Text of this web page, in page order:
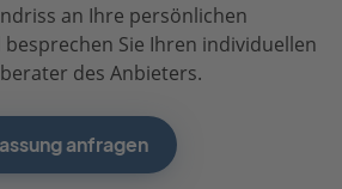
an Ihre persönlichen
Sie Ihren individuellen
des Anbieters.
anfragen